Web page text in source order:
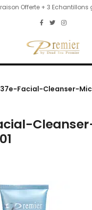
Offerte + 3 Echantillons
Facial-Cleanser-